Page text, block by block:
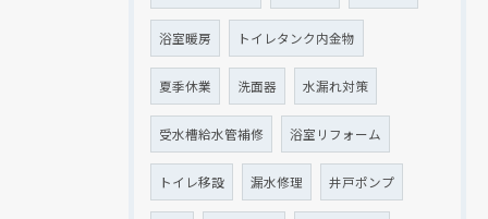
浴室暖房 トイレタンク内金物
夏季休業 洗面器 水漏れ対策
受水槽給水管補修 浴室リフォーム
トイレ移設 漏水修理 井戸ポンプ